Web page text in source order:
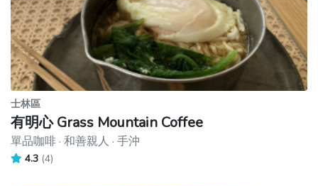
士林區
有明心 Grass Mountain Coffee
單品咖啡 · 和善親人 · 手沖
4.3 (4)